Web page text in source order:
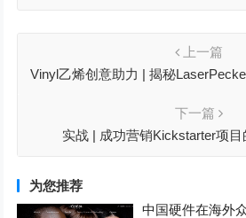
上一篇
Vinyl乙烯创意助力 | 揭秘
下一篇
实战 | 成功营销Kickstarter项
为您推荐
中国硬件在海外